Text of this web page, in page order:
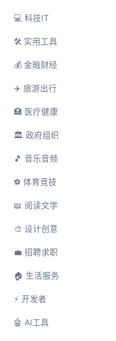
💻 科技IT
🛠️ 实用工具
💰 金融财经
✈️ 旅游出行
🏥 医疗健康
🏛️ 政府组织
🎵 音乐音频
⚽ 体育竞技
📖 阅读文学
🎨 设计创意
💼 招聘求职
🏠 生活服务
⚡ 开发者
🤖 AI工具